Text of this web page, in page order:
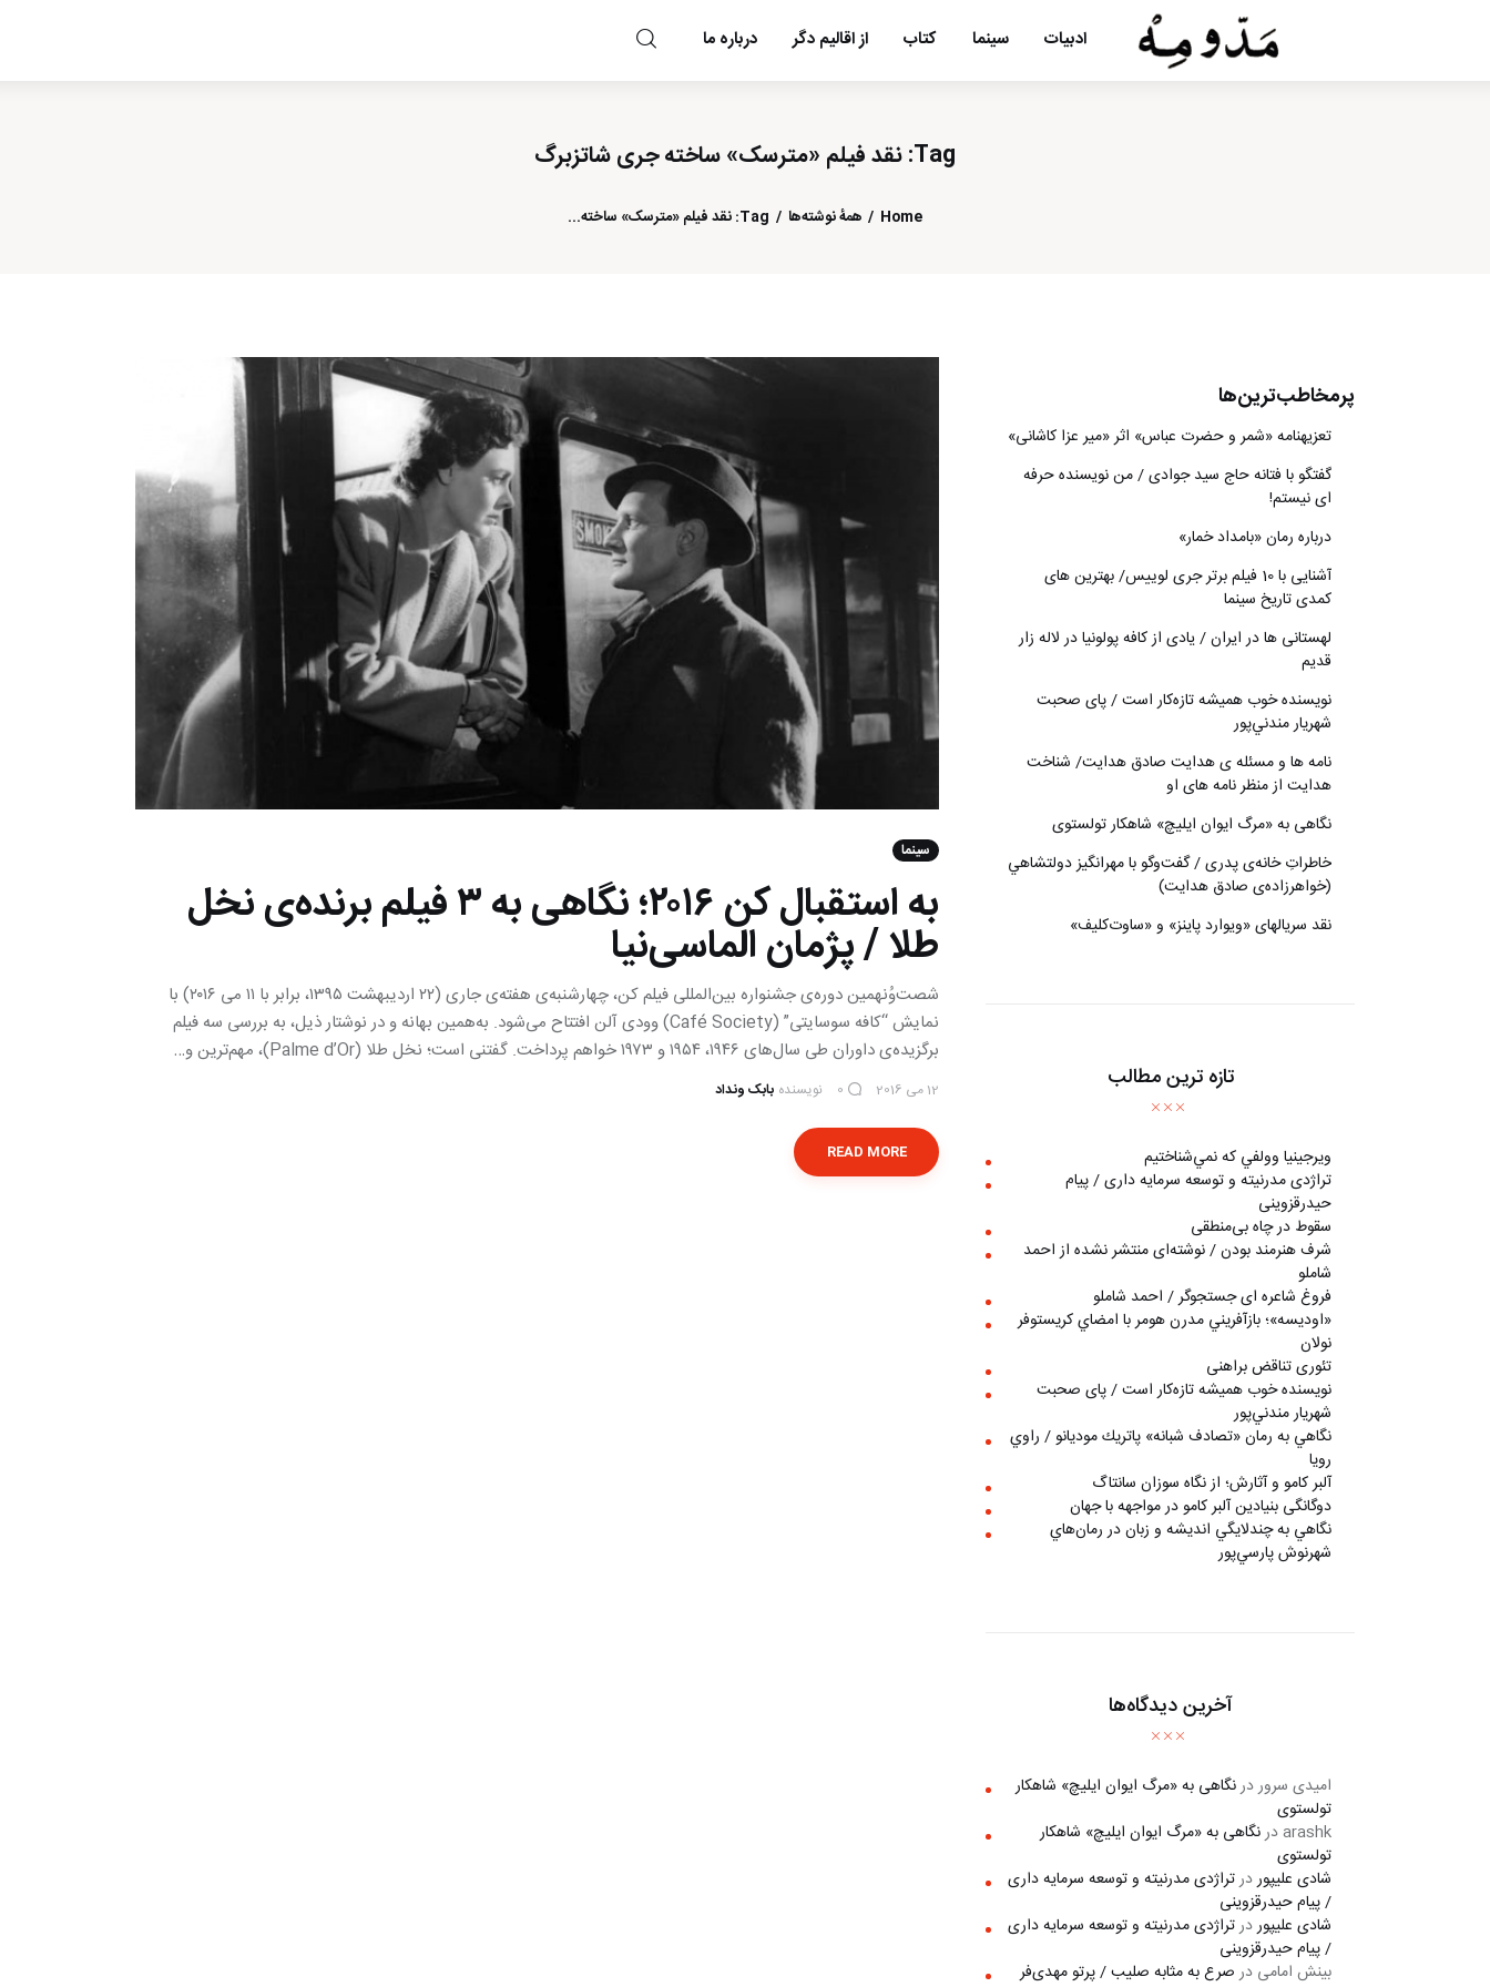
ادبیات سینما کتاب از اقالیم دگر درباره ما
Tag: نقد فیلم «مترسک» ساخته جری شاتزبرگ
Home همهٔ نوشته‌ها Tag: نقد فیلم «مترسک» ساخته...
سینما
به استقبال کن ۲۰۱۶؛ نگاهی به ۳ فیلم برنده‌ی نخل
طلا / پژمان الماسی‌نیا
شصت‌وُنهمین دوره‌ی جشنواره بین‌المللی فیلم کن، چهارشنبه‌ی هفته‌ی جاری (۲۲ اردیبهشت ۱۳۹۵، برابر با ۱۱ می ‌۲۰۱۶) با
نمایش “کافه سوسایتی” (Café Society) وودی آلن افتتاح می‌شود. به‌همین بهانه و در نوشتار ذیل، به بررسی سه فیلم
برگزیده‌ی داوران طی سال‌های ۱۹۴۶، ۱۹۵۴ و ۱۹۷۳ خواهم پرداخت. گفتنی است؛ نخل طلا (Palme d’Or)، مهم‌ترین و…
12 می 2016 0 نویسنده بابک ونداد
READ MORE
پرمخاطب‌ترین‌ها
تعزیه‎نامه‏ «شمر و حضرت عباس» اثر «میر عزا کاشانی»
گفتگو با فتانه حاج سید جوادی / من نویسنده حرفه
ای نیستم!
درباره رمان «بامداد خمار»
آشنایی با 10 فیلم برتر جری لوییس/ بهترین های
کمدی تاریخ سینما
لهستانی ها در ایران / یادی از کافه پولونیا در لاله زار
قدیم
نويسنده خوب هميشه تازه‌كار است / پای صحبت
شهريار مندني‌پور
نامه ها و مسئله ی هدایت صادق هدایت/ شناخت
هدایت از منظر نامه های او
نگاهی به «مرگ ايوان ايليچ» شاهکار تولستوی
خاطراتِ خانه‌ی پدری / گفت‌وگو با مهرانگيز دولتشاهي
(خواهرزاده‌ی صادق هدايت)
نقد سریالهای «ویوارد پاینز» و «ساوت‌کلیف»
تازه ترین مطالب
ويرجينيا وولفي كه نمي‌شناختيم
تراژدی مدرنیته و توسعه سرمایه داری / پیام
حیدرقزوینی
سقوط در چاه بی‌منطقی
شرف هنرمند بودن / نوشته‌ای منتشر نشده از احمد
شاملو
فروغ شاعره ای جستجوگر / احمد شاملو
«اوديسه»؛ بازآفريني مدرن هومر با امضاي كريستوفر
نولان
تئوری تناقض براهنی
نويسنده خوب هميشه تازه‌كار است / پای صحبت
شهريار مندني‌پور
نگاهي به رمان «تصادف شبانه» پاتريك موديانو / راوي
رويا
آلبر کامو و آثارش؛ از نگاه سوزان سانتاگ
دوگانگی بنیادین آلبر کامو در مواجهه با جهان
نگاهي به چندلايگي انديشه و زبان در رمان‌هاي
شهرنوش پارسي‌پور
آخرین دیدگاه‌ها
امیدی سروردرنگاهی به «مرگ ايوان ايليچ» شاهکار
تولستوی
arashkدرنگاهی به «مرگ ايوان ايليچ» شاهکار
تولستوی
شادی علیپوردرتراژدی مدرنیته و توسعه سرمایه داری
/ پیام حیدرقزوینی
شادی علیپوردرتراژدی مدرنیته و توسعه سرمایه داری
/ پیام حیدرقزوینی
بینش امامی درصرع به مثابه صلیب / پرتو مهدی‌فر